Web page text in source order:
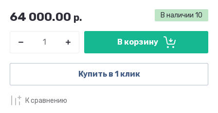
В наличии 10
64 000.00 р.
В корзину
Купить в 1 клик
К сравнению